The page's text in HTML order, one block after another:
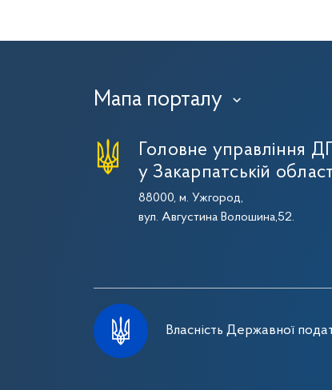
Мапа порталу ›
Головне управління
у Закарпатській
88000, м. Ужгород,
вул. Августина Волошина,52.
Власність Державної